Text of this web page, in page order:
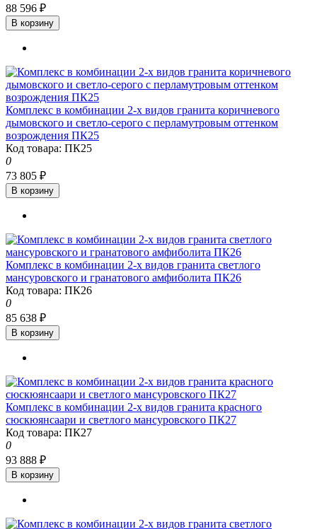
88 596 ₽
В корзину
Комплекс в комбинации 2-х видов гранита коричневого
дымовского и светло-серого с перламутровым оттенком
возрождения ПК25
Код товара: ПК25
0
73 805 ₽
В корзину
Комплекс в комбинации 2-х видов гранита светлого
мансуровского и гранатового амфиболита ПК26
Код товара: ПК26
0
85 638 ₽
В корзину
Комплекс в комбинации 2-х видов гранита красного
сюскюянсаари и светлого мансуровского ПК27
Код товара: ПК27
0
93 888 ₽
В корзину